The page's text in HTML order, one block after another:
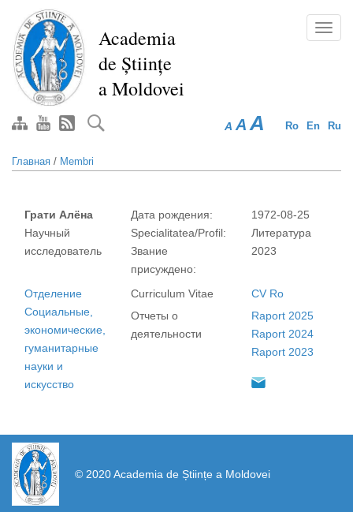
Перейти
основному
содержанию
Academia
de Științe
a Moldovei
Ro En Ru
A A A
Главная / Membri
Грати Алёна
Научный
исследователь
Дата рождения:
Specialitatea/Profil:
Звание
присуждено:
1972-08-25
Литература
2023
Отделение
Социальные,
экономические,
гуманитарные
науки и
искусство
Curriculum Vitae
Отчеты о
деятельности
CV Ro
Raport 2025
Raport 2024
Raport 2023
© 2020 Academia de Științe a Moldovei
https://propletenie.ru/